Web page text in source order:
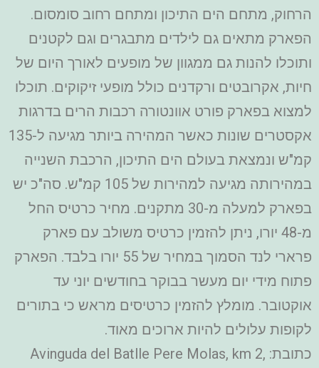
הרחוק, מתחם הים התיכון ומתחם רחוב סומסום.
הפארק מתאים גם לילדים מתבגרים וגם לקטנים
ותוכלו להנות גם ממגוון של מופעים לאורך היום של
חיות, אקרובטים ורקדנים כולל מופעי זיקוקים. תוכלו
למצוא בפארק פורט אוונטורה רכבות הרים בדרגות
אקסטרים שונות כאשר המהירה ביותר מגיעה ל-135
קמ"ש ונמצאת בעולם הים התיכון, הרכבת השנייה
במהירותה מגיעה למהירות של 105 קמ"ש. סה"כ יש
בפארק למעלה מ-30 מתקנים. מחיר כרטיס החל
מ-48 יורו, ניתן להזמין כרטיס משולב עם פארק
פרארי לנד הסמוך במחיר של 55 יורו בלבד. הפארק
פתוח מידי יום מעשר בבוקר בחודשים יוני עד
אוקטובר. מומלץ להזמין כרטיסים מראש כי בתורים
לקופות עלולים להיות ארוכים מאוד.
כתובת: Avinguda del Batlle Pere Molas, km 2,